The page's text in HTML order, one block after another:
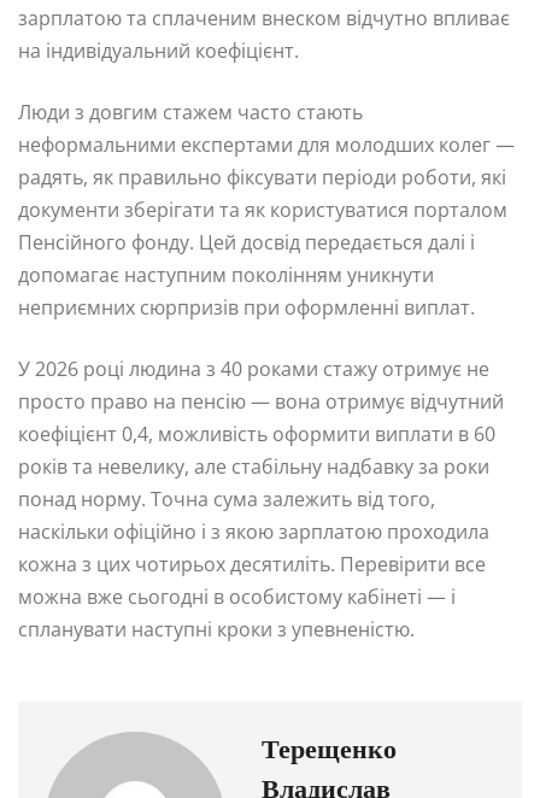
зарплатою та сплаченим внеском відчутно впливає
на індивідуальний коефіцієнт.
Люди з довгим стажем часто стають
неформальними експертами для молодших колег —
радять, як правильно фіксувати періоди роботи, які
документи зберігати та як користуватися порталом
Пенсійного фонду. Цей досвід передається далі і
допомагає наступним поколінням уникнути
неприємних сюрпризів при оформленні виплат.
У 2026 році людина з 40 роками стажу отримує не
просто право на пенсію — вона отримує відчутний
коефіцієнт 0,4, можливість оформити виплати в 60
років та невелику, але стабільну надбавку за роки
понад норму. Точна сума залежить від того,
наскільки офіційно і з якою зарплатою проходила
кожна з цих чотирьох десятиліть. Перевірити все
можна вже сьогодні в особистому кабінеті — і
спланувати наступні кроки з упевненістю.
Терещенко
Владислав